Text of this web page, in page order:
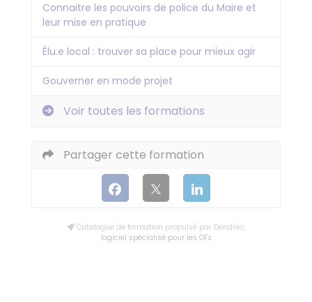
Connaitre les pouvoirs de police du Maire et
leur mise en pratique
Élu.e local : trouver sa place pour mieux agir
Gouverner en mode projet
Voir toutes les formations
Partager cette formation
Catalogue de formation propulsé par Dendreo,
logiciel spécialisé pour les OFs